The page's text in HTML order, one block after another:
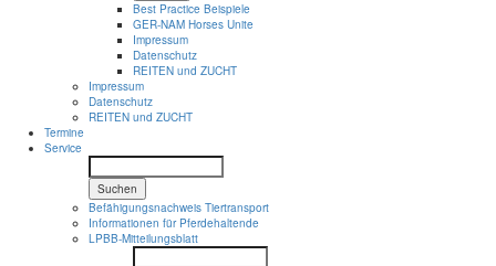
Best Practice Beispiele
GER-NAM Horses Unite
Impressum
Datenschutz
REITEN und ZUCHT
Impressum
Datenschutz
REITEN und ZUCHT
Termine
Service
Suchen
Befähigungsnachweis Tiertransport
Informationen für Pferdehaltende
LPBB-Mitteilungsblatt